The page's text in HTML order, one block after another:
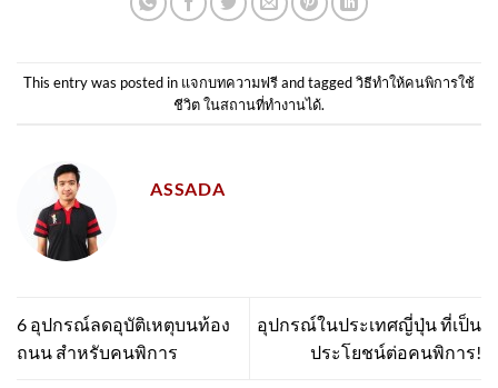
This entry was posted in แจกบทความฟรีand taggedวิธีทำให้คนพิการใช้
ชีวิต ในสถานที่ทำงานได้.
ASSADA
6 อุปกรณ์ลดอุบัติเหตุบนท้อง
ถนน สำหรับคนพิการ
อุปกรณ์ในประเทศญี่ปุ่น ที่เป็น
ประโยชน์ต่อคนพิการ!